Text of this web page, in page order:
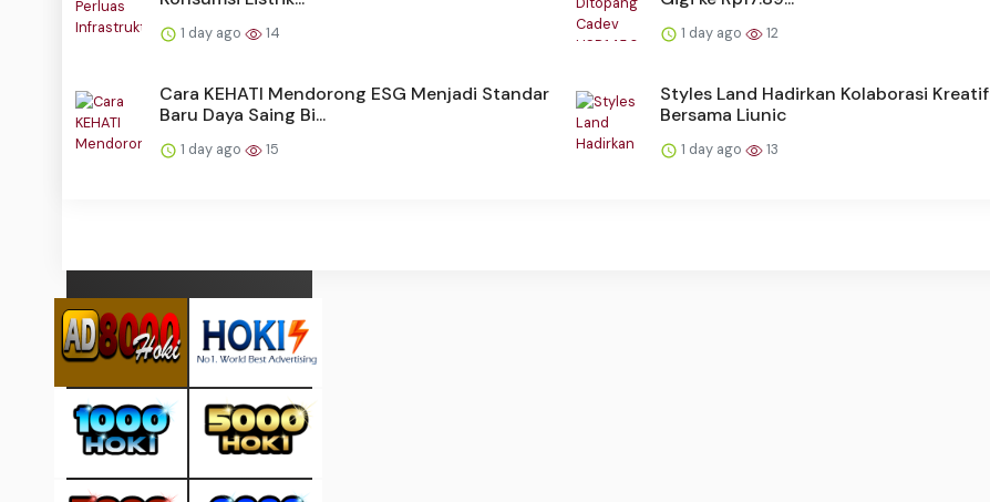
1 day ago 14 1 day ago 12
Cara KEHATI Mendorong ESG Menjadi Standar
Baru Daya Saing Bi...
1 day ago 15
Styles Land Hadirkan Kolaborasi Kreatif
Bersama Liunic
1 day ago 13